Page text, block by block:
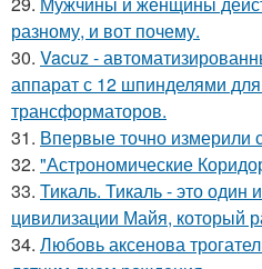
разному, и вот почему.
30. Vacuz -
аппарат с 12 шпинделями
трансформаторов.
31. Впервые точно измерили
32. "Астрономические
33. Тикаль. Тикаль - это один
цивилизации Майя, который
34. Любовь аксенова